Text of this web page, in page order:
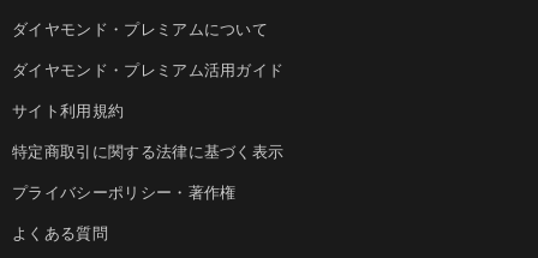
ダイヤモンド・プレミアムについて
ダイヤモンド・プレミアム活用ガイド
サイト利用規約
特定商取引に関する法律に基づく表示
プライバシーポリシー・著作権
よくある質問